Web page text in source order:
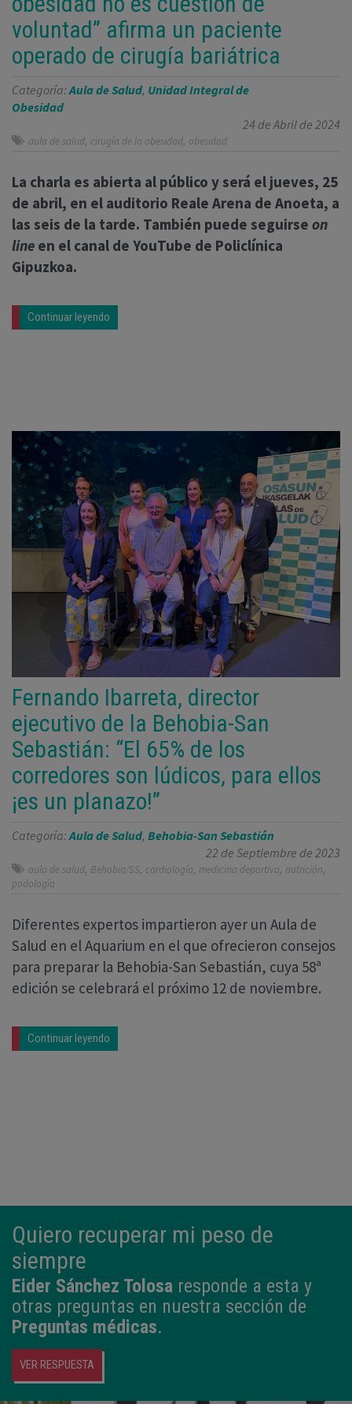
voluntad” afirma un paciente
operado de cirugía bariátrica
Categoría: Aula de Salud, Unidad Integral de
Obesidad
24 de Abril de 2024
aula de salud, cirugía de la obesidad, obesidad
La charla es abierta al público y será el jueves, 25
de abril, en el auditorio Reale Arena de Anoeta, a
las seis de la tarde. También puede seguirse on
line en el canal de YouTube de Policlínica
Gipuzkoa.
Continuar leyendo
Fernando Ibarreta, director
ejecutivo de la Behobia-San
Sebastián: “El 65% de los
corredores son lúdicos, para ellos
¡es un planazo!”
Categoría:Aula de Salud, Behobia-San Sebastián
22 de Septiembre de 2023
aula de salud, Behobia/SS, cardiología, medicina deportiva, nutrición,
podología
Diferentes expertos impartieron ayer un Aula de
Salud en el Aquarium en el que ofrecieron consejos
para preparar la Behobia-San Sebastián, cuya 58ª
edición se celebrará el próximo 12 de noviembre.
Continuar leyendo
Quiero recuperar mi peso de
siempre
Eider Sánchez Tolosa responde a esta y
otras preguntas en nuestra sección de
Preguntas médicas.
VER RESPUESTA